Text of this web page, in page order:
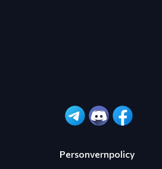
Personvernpolicy